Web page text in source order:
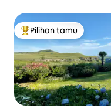
Pilihan tamu terpopuler
Pilihan tamu